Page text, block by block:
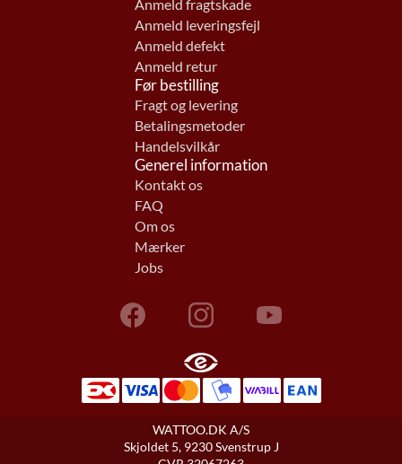
Anmeld fragtskade
Anmeld leveringsfejl
Anmeld defekt
Anmeld retur
Før bestilling
Fragt og levering
Betalingsmetoder
Handelsvilkår
Generel information
Kontakt os
FAQ
Om os
Mærker
Jobs
WATTOO.DK A/S
Skjoldet 5, 9230 Svenstrup J